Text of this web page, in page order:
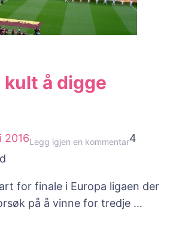
Sumo
i
kult å digge
2016Legg igjen en kommentartil
det
kult
4
for finale i Europa ligaen der
på å vinne for tredje …